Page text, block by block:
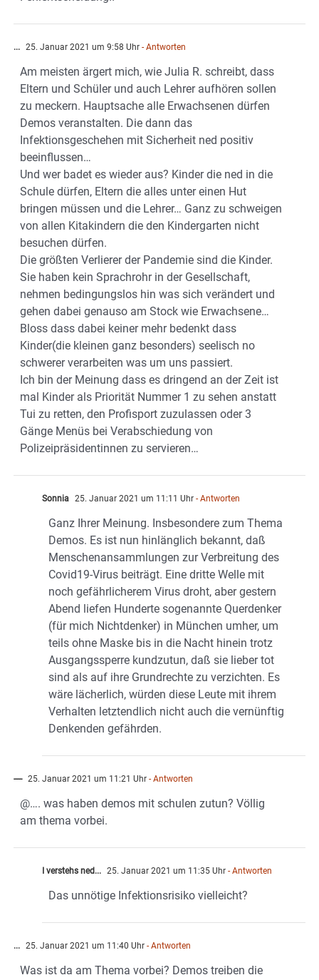
... 25. Januar 2021 um 9:58 Uhr - Antworten
Am meisten ärgert mich, wie Julia R. schreibt, dass
Eltern und Schüler und auch Lehrer aufhören sollen
zu meckern. Hauptsache alle Erwachsenen dürfen
Demos veranstalten. Die dann das
Infektionsgeschehen mit Sicherheit ned positiv
beeinflussen…
Und wer badet es wieder aus? Kinder die ned in die
Schule dürfen, Eltern die alles unter einen Hut
bringen müssen und die Lehrer… Ganz zu schweigen
von allen Kitakindern die den Kindergarten nicht
besuchen dürfen.
Die größten Verlierer der Pandemie sind die Kinder.
Sie haben kein Sprachrohr in der Gesellschaft,
nehmen bedingungslos hin was sich verändert und
gehen dabei genauso am Stock wie Erwachsene…
Bloss dass dabei keiner mehr bedenkt dass
Kinder(die kleinen ganz besonders) seelisch no
schwerer verarbeiten was um uns passiert.
Ich bin der Meinung dass es dringend an der Zeit ist
mal Kinder als Priorität Nummer 1 zu sehen anstatt
Tui zu retten, den Profisport zuzulassen oder 3
Gänge Menüs bei Verabschiedung von
Polizeipräsidentinnen zu servieren…
Sonnia 25. Januar 2021 um 11:11 Uhr - Antworten
Ganz Ihrer Meinung. Insbesondere zum Thema
Demos. Es ist nun hinlänglich bekannt, daß
Menschenansammlungen zur Verbreitung des
Covid19-Virus beiträgt. Eine dritte Welle mit
noch gefährlicherem Virus droht, aber gestern
Abend liefen Hunderte sogenannte Querdenker
(für mich Nichtdenker) in München umher, um
teils ohne Maske bis in die Nacht hinein trotz
Ausgangssperre kundzutun, daß sie lieber tot
sind als auf ihre Grundrechte zu verzichten. Es
wäre lächerlich, würden diese Leute mit ihrem
Verhalten letztendlich nicht auch die vernünftig
Denkenden gefährden.
---- 25. Januar 2021 um 11:21 Uhr - Antworten
@…. was haben demos mit schulen zutun? Völlig
am thema vorbei.
I verstehs ned... 25. Januar 2021 um 11:35 Uhr - Antworten
Das unnötige Infektionsrisiko vielleicht?
... 25. Januar 2021 um 11:40 Uhr - Antworten
Was ist da am Thema vorbei? Demos treiben die